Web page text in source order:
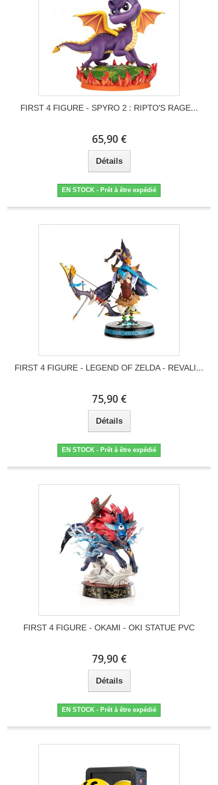
FIRST 4 FIGURE - SPYRO 2 : RIPTO'S RAGE...
65,90 €
Détails
EN STOCK - Prêt à être expédié
FIRST 4 FIGURE - LEGEND OF ZELDA - REVALI...
75,90 €
Détails
EN STOCK - Prêt à être expédié
FIRST 4 FIGURE - OKAMI - OKI STATUE PVC
79,90 €
Détails
EN STOCK - Prêt à être expédié